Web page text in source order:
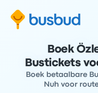
Boek
Bustickets
Boek betaalbare
Nuh voor